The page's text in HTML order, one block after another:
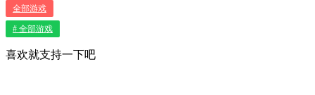
全部游戏
# 全部游戏
喜欢就支持一下吧